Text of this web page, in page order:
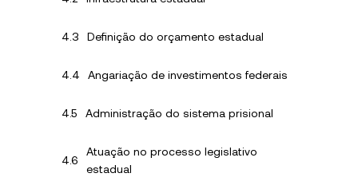
Definição do orçamento estadual
Angariação de investimentos federais
Administração do sistema prisional
Atuação no processo legislativo
estadual